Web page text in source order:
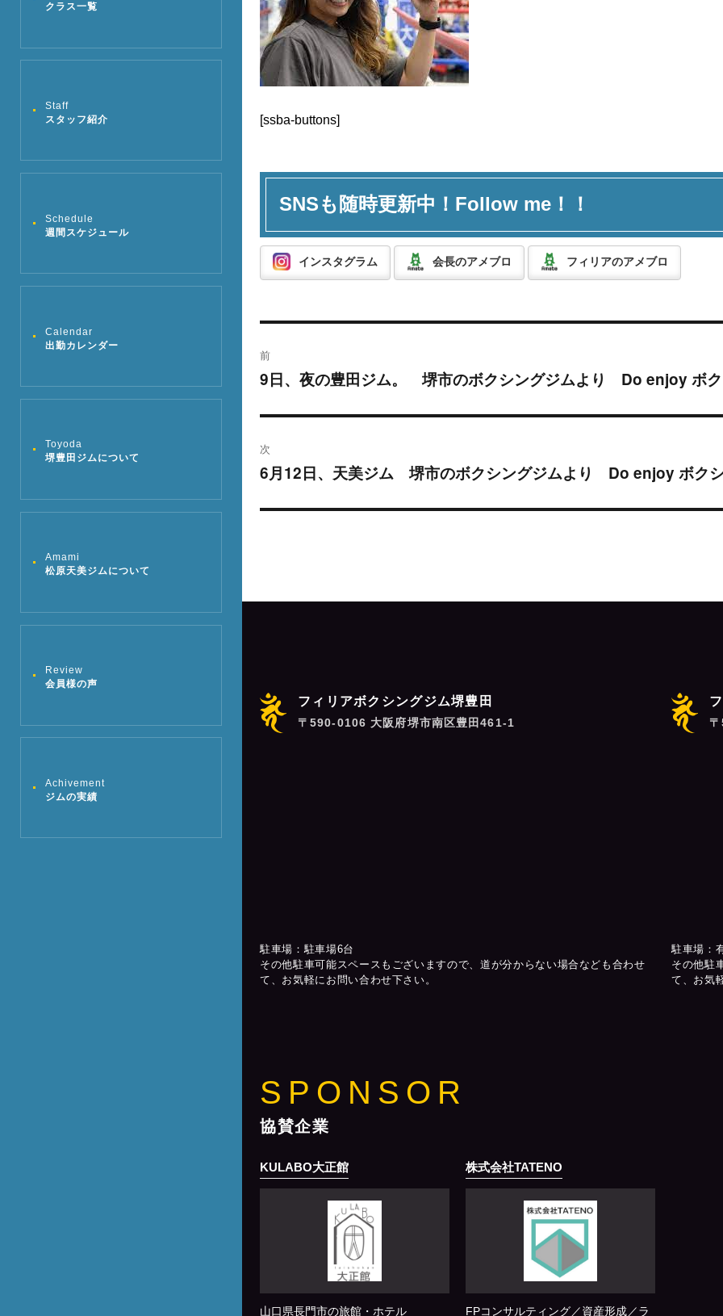
クラス一覧
Staff
スタッフ紹介
Schedule
週間スケジュール
Calendar
出勤カレンダー
Toyoda
堺豊田ジムについて
Amami
松原天美ジムについて
Review
会員様の声
Achivement
ジムの実績
[ssba-buttons]
SNSも随時更新中！Follow me！！
インスタグラム 会長のアメブロ フィリアのアメブロ
稿
ナ
ビ
ゲ
ー
ン
前
過
投
稿:
9日、夜の豊田ジム。 堺市のボクシングジムより Do enjoy ボ
次
次
6月12日、天美ジム 堺市のボクシングジムより Do enjoy ボク
フィリアボクシングジム堺豊田
〒590-0106 大阪府堺市南区豊田461-1
駐車場：駐車場6台
その他駐車可能スペースもございますので、道が分からない場合なども合わせ
て、お気軽にお問い合わせ下さい。
駐車場：
その他駐
て、お気
SPONSOR
協賛企業
KULABO大正館
山口県長門市の旅館・ホテル
株式会社TATENO
FPコンサルティング／資産形成／ラ